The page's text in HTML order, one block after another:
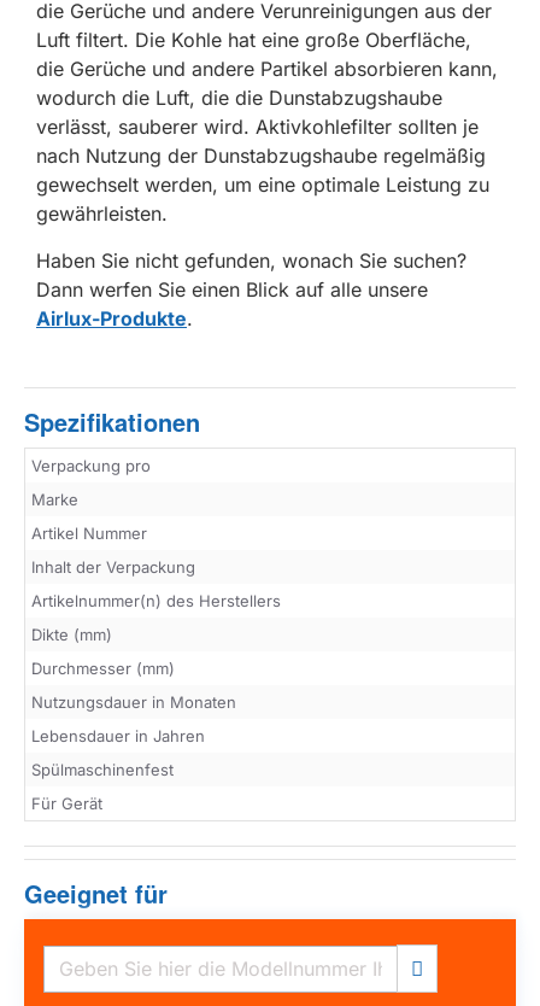
die Gerüche und andere Verunreinigungen aus der
Luft filtert. Die Kohle hat eine große Oberfläche,
die Gerüche und andere Partikel absorbieren kann,
wodurch die Luft, die die Dunstabzugshaube
verlässt, sauberer wird. Aktivkohlefilter sollten je
nach Nutzung der Dunstabzugshaube regelmäßig
gewechselt werden, um eine optimale Leistung zu
gewährleisten.
Haben Sie nicht gefunden, wonach Sie suchen?
Dann werfen Sie einen Blick auf alle unsere
Airlux-Produkte.
Spezifikationen
Verpackung pro
Marke
Artikel Nummer
Inhalt der Verpackung
Artikelnummer(n) des Herstellers
Dikte (mm)
Durchmesser (mm)
Nutzungsdauer in Monaten
Lebensdauer in Jahren
Spülmaschinenfest
Für Gerät
Geeignet für